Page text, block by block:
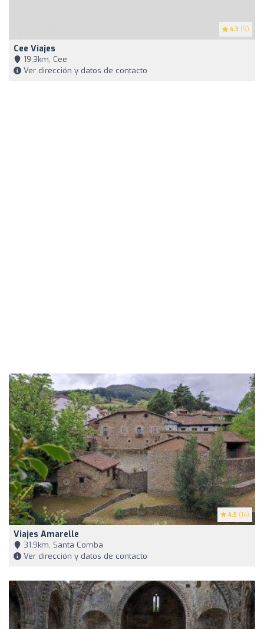
4.3 (9)
Cee Viajes
19,3km, Cee
Ver dirección y datos de contacto
4.5 (14)
Viajes Amarelle
31,9km, Santa Comba
Ver dirección y datos de contacto